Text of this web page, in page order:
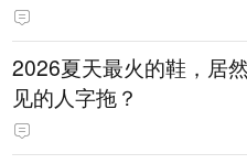
2026夏天最火的鞋，居
见的人字拖？